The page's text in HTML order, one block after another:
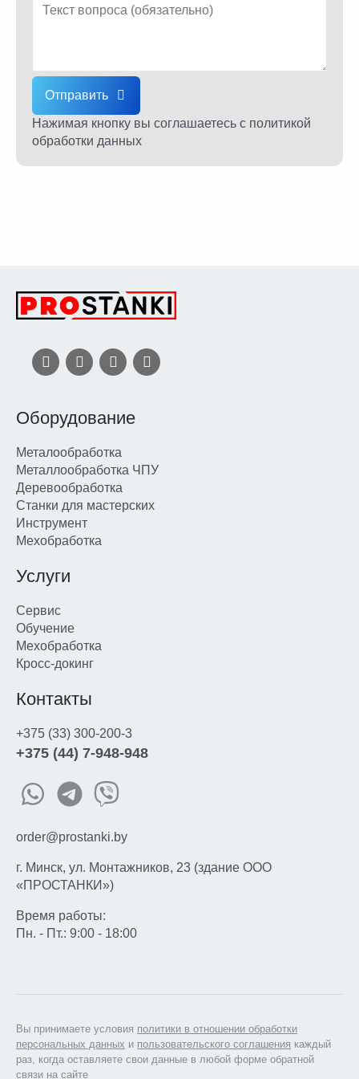
Отправить
Нажимая кнопку вы соглашаетесь с политикой
обработки данных
Оборудование
Металообработка
Металлообработка ЧПУ
Деревообработка
Станки для мастерских
Инструмент
Мехобработка
Услуги
Сервис
Обучение
Мехобработка
Кросс-докинг
Контакты
+375 (33) 300-200-3
+375 (44) 7-948-948
order@prostanki.by
г. Минск, ул. Монтажников, 23 (здание ООО
«ПРОСТАНКИ»)
Время работы:
Пн. - Пт.: 9:00 - 18:00
Вы принимаете условия политики в отношении обработки
персональных данных и пользовательского соглашения каждый
раз, когда оставляете свои данные в любой форме обратной
связи на сайте